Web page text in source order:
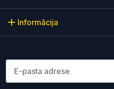
Informācija
Lūdzu ievadiet e-pasta adresi